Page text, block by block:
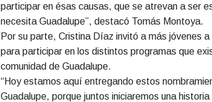
participar en ésas causas, que se atrevan a ser
necesita Guadalupe”, destacó Tomás Montoya.
Por su parte, Cristina Díaz invitó a más jóvenes
para participar en los distintos programas que
comunidad de Guadalupe.
“Hoy estamos aquí entregando estos
Guadalupe, porque juntos iniciaremos una